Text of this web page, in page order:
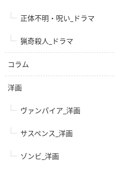
正体不明・呪い_ドラマ
猟奇殺人_ドラマ
コラム
洋画
ヴァンパイア_洋画
サスペンス_洋画
ゾンビ_洋画